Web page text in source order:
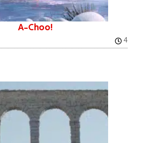
A-Choo!
4